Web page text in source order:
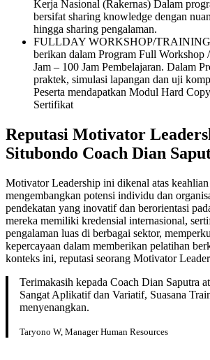
Kerja Nasional (Rakernas) Dalam
bersifat sharing knowledge dengan
hingga sharing pengalaman.
FULLDAY WORKSHOP/TRAINING
berikan dalam Program Full Workshop
Jam – 100 Jam Pembelajaran. Dalam
praktek, simulasi lapangan dan uji
Peserta mendapatkan Modul Hard
Sertifikat
Reputasi Motivator
Situbondo Coach Dian
Motivator Leadership ini dikenal atas
mengembangkan potensi individu dan
pendekatan yang inovatif dan berorientasi
mereka memiliki kredensial internasional,
pengalaman luas di berbagai sektor,
kepercayaan dalam memberikan pelatihan
konteks ini, reputasi seorang Motivator
Terimakasih kepada Coach Dian Saputra
Sangat Aplikatif dan Variatif, Suasana
menyenangkan.
Taryono W, Manager Human Resources